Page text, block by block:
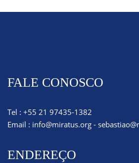
FALE CONOSCO
Tel : +55 21 97435-1382
Email : info@miratus.org -
ENDEREÇO